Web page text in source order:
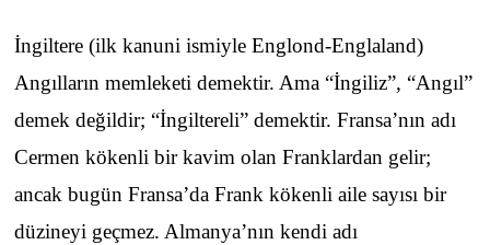
İngiltere (ilk kanuni ismiyle Englond-Englaland)
Angılların memleketi demektir. Ama “İngiliz”, “Angıl”
demek değildir; “İngiltereli” demektir. Fransa’nın adı
Cermen kökenli bir kavim olan Franklardan gelir;
ancak bugün Fransa’da Frank kökenli aile sayısı bir
düzineyi geçmez. Almanya’nın kendi adı